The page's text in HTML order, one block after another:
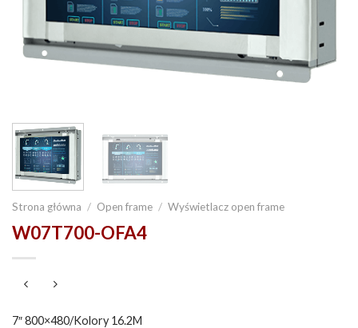
Strona główna / Open frame / Wyświetlacz open frame
W07T700-OFA4
7″ 800×480/Kolory 16.2M